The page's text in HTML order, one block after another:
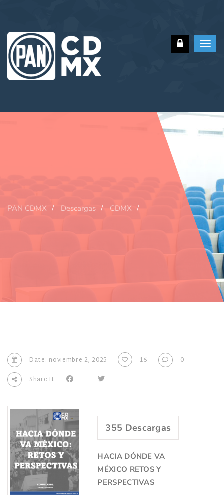
PAN CDMX Descargas CDMX
Date: noviembre 2, 2025 16
0
Share It
355 Descargas
HACIA DÓNDE VA
MÉXICO RETOS Y
PERSPECTIVAS